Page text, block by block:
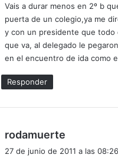
e
:
Vais a durar menos en 2º b
puerta de un colegio,ya me
y con un presidente que todo
que va, al delegado le
en el encuentro de ida como
Responder
rodamuerte
27 de junio de 2011 a las 08:26